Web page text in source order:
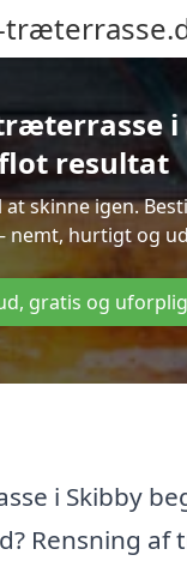
i
resultat
skinne igen.
nemt, hurtigt og
gratis og
i Skibby
Rensning af